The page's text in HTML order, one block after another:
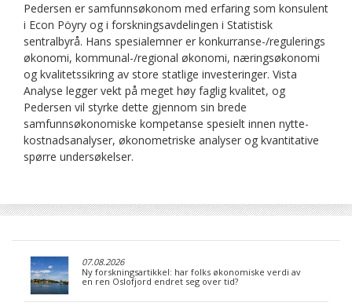
Pedersen er samfunnsøkonom med erfaring som konsulent
i Econ Pöyry og i forskningsavdelingen i Statistisk
sentralbyrå. Hans spesialemner er konkurranse-/regulerings
økonomi, kommunal-/regional økonomi, næringsøkonomi
og kvalitetssikring av store statlige investeringer. Vista
Analyse legger vekt på meget høy faglig kvalitet, og
Pedersen vil styrke dette gjennom sin brede
samfunnsøkonomiske kompetanse spesielt innen nytte-
kostnadsanalyser, økonometriske analyser og kvantitative
spørre undersøkelser.
07.08.2026
Ny forskningsartikkel: har folks økonomiske verdi av
en ren Oslofjord endret seg over tid?